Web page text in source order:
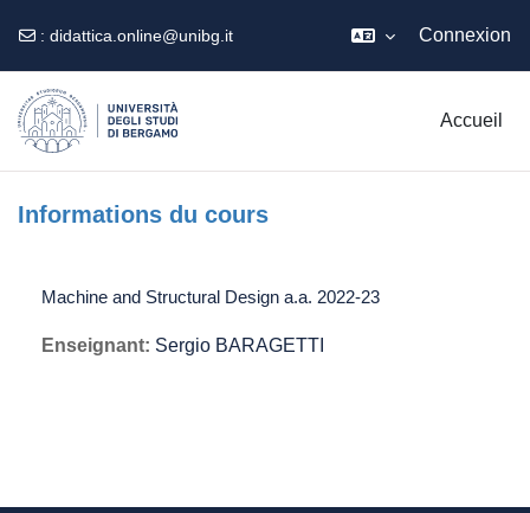
: didattica.online@unibg.it Connexion
Accueil
Informations du cours
Machine and Structural Design a.a. 2022-23
Enseignant: Sergio BARAGETTI